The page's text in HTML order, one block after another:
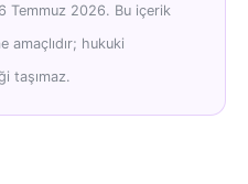
Temmuz 2026. Bu içerik
amaçlıdır; hukuki
taşımaz.